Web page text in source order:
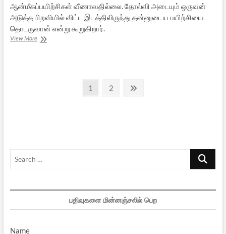
ஆன்மீகப்பயிற்சிகள் வீணாவதில்லை. தோல்வி அடையும் ஒருவன்
அடுத்த பிறவியில் விட்ட இடத்திலிருந்து தன்னுடைய பயிற்சியை
தொடருவான் என்று கூறுகிறார்.
View Moreமனிதப்
Page
1 Page
2
Search
பதிவுகளை மின்னஞ்சலில் பெற
Name